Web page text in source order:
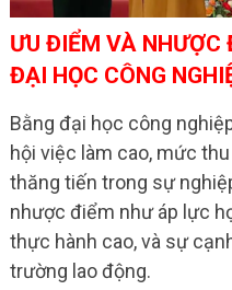
ƯU ĐIỂM VÀ NHƯỢC
ĐẠI HỌC CÔNG
Bằng đại học công
hội việc làm cao, mức
thăng tiến trong sự
nhược điểm như áp lực
thực hành cao, và sự
trường lao động.